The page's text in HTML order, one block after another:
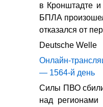
в Кронштадте
БПЛА
отказался от
Deutsche Welle
Онлайн-
— 1564-й день
Силы ПВО сбили
над